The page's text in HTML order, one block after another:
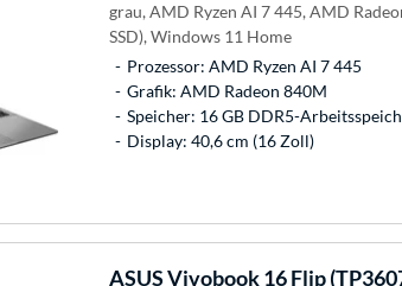
grau, AMD Ryzen AI 7 445, AMD
SSD), Windows 11 Home
Prozessor: AMD Ryzen AI 7 445
Grafik: AMD Radeon 840M
Speicher: 16 GB DDR5-
Display: 40,6 cm (16 Zoll)
ASUSVivobook 16 Flip